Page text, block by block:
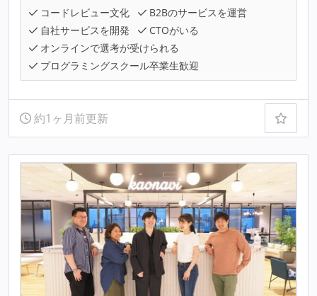
コードレビュー文化
B2Bのサービスを運営
自社サービスを開発
CTOがいる
オンラインで選考が受けられる
プログラミングスクール卒業生歓迎
約1ヶ月前更新